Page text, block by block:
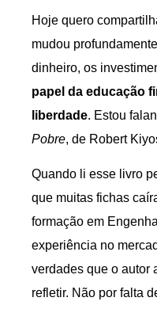
Hoje quero
mudou
dinheiro, os
papel da educação
liberdade. Estou
Pobre, de Robert
Quando li esse livro
que muitas fichas
formação em
experiência no
verdades que o autor
refletir. Não por falta